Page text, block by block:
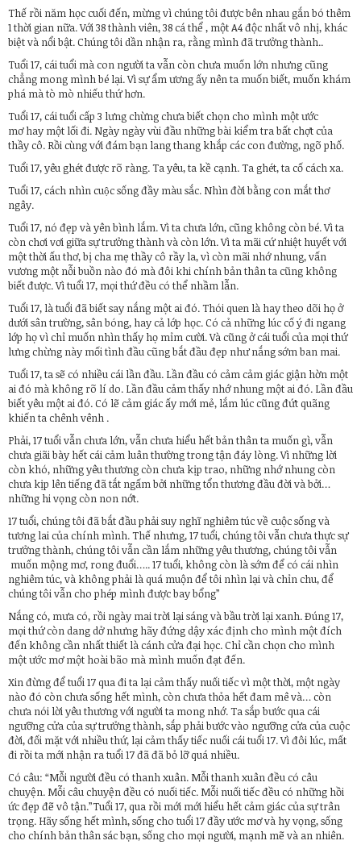
Thế rồi năm học cuối đến, mừng vì chúng tôi được bên nhau gắn bó thêm
1 thời gian nữa. Với 38 thành viên, 38 cá thể , một A4 độc nhất vô nhị, khác
biệt và nổi bật. Chúng tôi dần nhận ra, rằng mình đã trưởng thành..
Tuổi 17, cái tuổi mà con người ta vẫn còn chưa muốn lớn nhưng cũng
chẳng mong mình bé lại. Vì sự ẩm ương ấy nên ta muốn biết, muốn khám
phá mà tò mò nhiếu thứ hơn.
Tuổi 17, cái tuổi cấp 3 lưng chừng chưa biết chọn cho mình một ước
mơ hay một lối đi. Ngày ngày vùi đầu những bài kiểm tra bất chợt của
thầy cô. Rồi cùng với đám bạn lang thang khắp các con đường, ngõ phố.
Tuổi 17, yêu ghét được rõ ràng. Ta yêu, ta kề cạnh. Ta ghét, ta cố cách xa.
Tuổi 17, cách nhìn cuộc sống đầy màu sắc. Nhìn đời bằng con mắt thơ
ngây.
Tuổi 17, nó đẹp và yên bình lắm. Vì ta chưa lớn, cũng không còn bé. Vì ta
còn chơi vơi giữa sự trưởng thành và còn lớn. Vì ta mãi cứ nhiệt huyết với
một thời ấu thơ, bị cha mẹ thầy cô rầy la, vì còn mãi nhớ nhung, vấn
vương một nỗi buồn nào đó mà đôi khi chính bản thân ta cũng không
biết được. Vì tuổi 17, mọi thứ đều có thể nhầm lẫn.
Tuổi 17, là tuổi đã biết say nắng một ai đó. Thói quen là hay theo dõi họ ở
dưới sân trường, sân bóng, hay cả lớp học. Có cả những lúc cố ý đi ngang
lớp họ vì chỉ muốn nhìn thấy họ mỉm cười. Và cũng ở cái tuổi của mọi thứ
lưng chừng này mối tình đầu cũng bắt đầu đẹp như nắng sớm ban mai.
Tuổi 17, ta sẽ có nhiều cái lần đầu. Lần đầu có cảm cảm giác giận hờn một
ai đó mà không rõ lí do. Lần đầu cảm thấy nhớ nhung một ai đó. Lần đầu
biết yêu một ai đó. Có lẽ cảm giác ấy mới mẻ, lắm lúc cũng đứt quãng
khiến ta chênh vênh .
Phải, 17 tuổi vẫn chưa lớn, vẫn chưa hiểu hết bản thân ta muốn gì, vẫn
chưa giãi bày hết cái cảm luân thường trong tận đáy lòng. Vì những lời
còn khó, những yêu thương còn chưa kịp trao, những nhớ nhung còn
chưa kịp lên tiếng đã tắt ngấm bởi những tổn thương đầu đời và bởi…
những hi vọng còn non nớt.
17 tuổi, chúng tôi đã bắt đầu phải suy nghĩ nghiêm túc về cuộc sống và
tương lai của chính mình. Thế nhưng, 17 tuổi, chúng tôi vẫn chưa thực sự
trưởng thành, chúng tôi vẫn cần lắm những yêu thương, chúng tôi vẫn
muốn mộng mơ, rong đuổi….. 17 tuổi, không còn là sớm để có cái nhìn
nghiêm túc, và không phải là quá muộn để tôi nhìn lại và chỉn chu, để
chúng tôi vẫn cho phép mình được bay bổng”
Nắng có, mưa có, rồi ngày mai trời lại sáng và bầu trời lại xanh. Đúng 17,
mọi thứ còn dang dở nhưng hãy đứng dậy xác định cho mình một đích
đến không cần nhất thiết là cánh cửa đại học. Chỉ cần chọn cho mình
một ước mơ một hoài bão mà mình muốn đạt đến.
Xin đừng để tuổi 17 qua đi ta lại cảm thấy nuối tiếc vì một thời, một ngày
nào đó còn chưa sống hết mình, còn chưa thỏa hết đam mê và… còn
chưa nói lời yêu thương với người ta mong nhớ. Ta sắp bước qua cái
ngưỡng cửa của sự trưởng thành, sắp phải bước vào ngưỡng cửa của cuộc
đời, đối mặt với nhiều thứ, lại cảm thấy tiếc nuối cái tuổi 17. Vì đôi lúc, mất
đi rồi ta mới nhận ra tuổi 17 đã đã bỏ lỡ quá nhiều.
Có câu: “Mỗi người đều có thanh xuân. Mỗi thanh xuân đều có câu
chuyện. Mỗi câu chuyện đều có nuối tiếc. Mỗi nuối tiếc đều có những hồi
ức đẹp đẽ vô tận.”Tuổi 17, qua rồi mới mới hiểu hết cảm giác của sự trân
trọng. Hãy sống hết mình, sống cho tuổi 17 đầy ước mơ và hy vọng, sống
cho chính bản thân sác bạn, sống cho mọi người, mạnh mẽ và an nhiên.